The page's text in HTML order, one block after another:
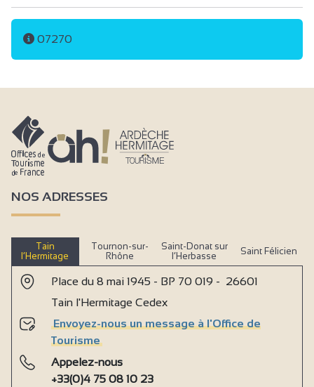
07270
NOS ADRESSES
Tain
l’Hermitage
Tournon-sur-
Rhône
Saint-Donat sur
l’Herbasse
Saint Félicien
Place du 8 mai 1945 - BP 70 019 - 26601
Tain l'Hermitage Cedex
Envoyez-nous un message à l'Office de
Tourisme
Appelez-nous
+33(0)4 75 08 10 23